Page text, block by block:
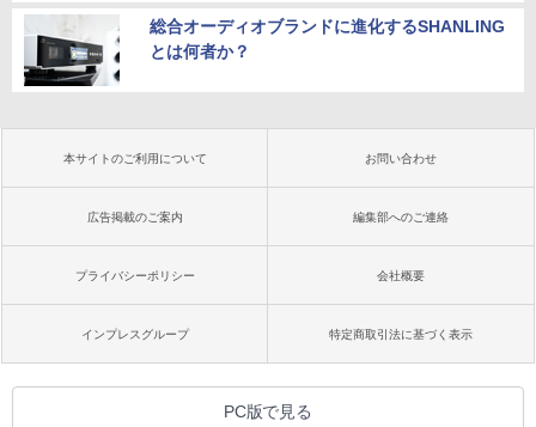
総合オーディオブランドに進化するSHANLING
とは何者か？
本サイトのご利用について お問い合わせ
広告掲載のご案内 編集部へのご連絡
プライバシーポリシー 会社概要
インプレスグループ 特定商取引法に基づく表示
PC版で見る